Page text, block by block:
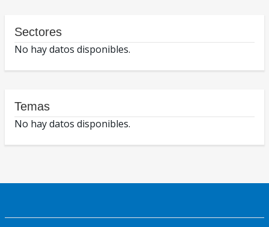
Sectores
No hay datos disponibles.
Temas
No hay datos disponibles.